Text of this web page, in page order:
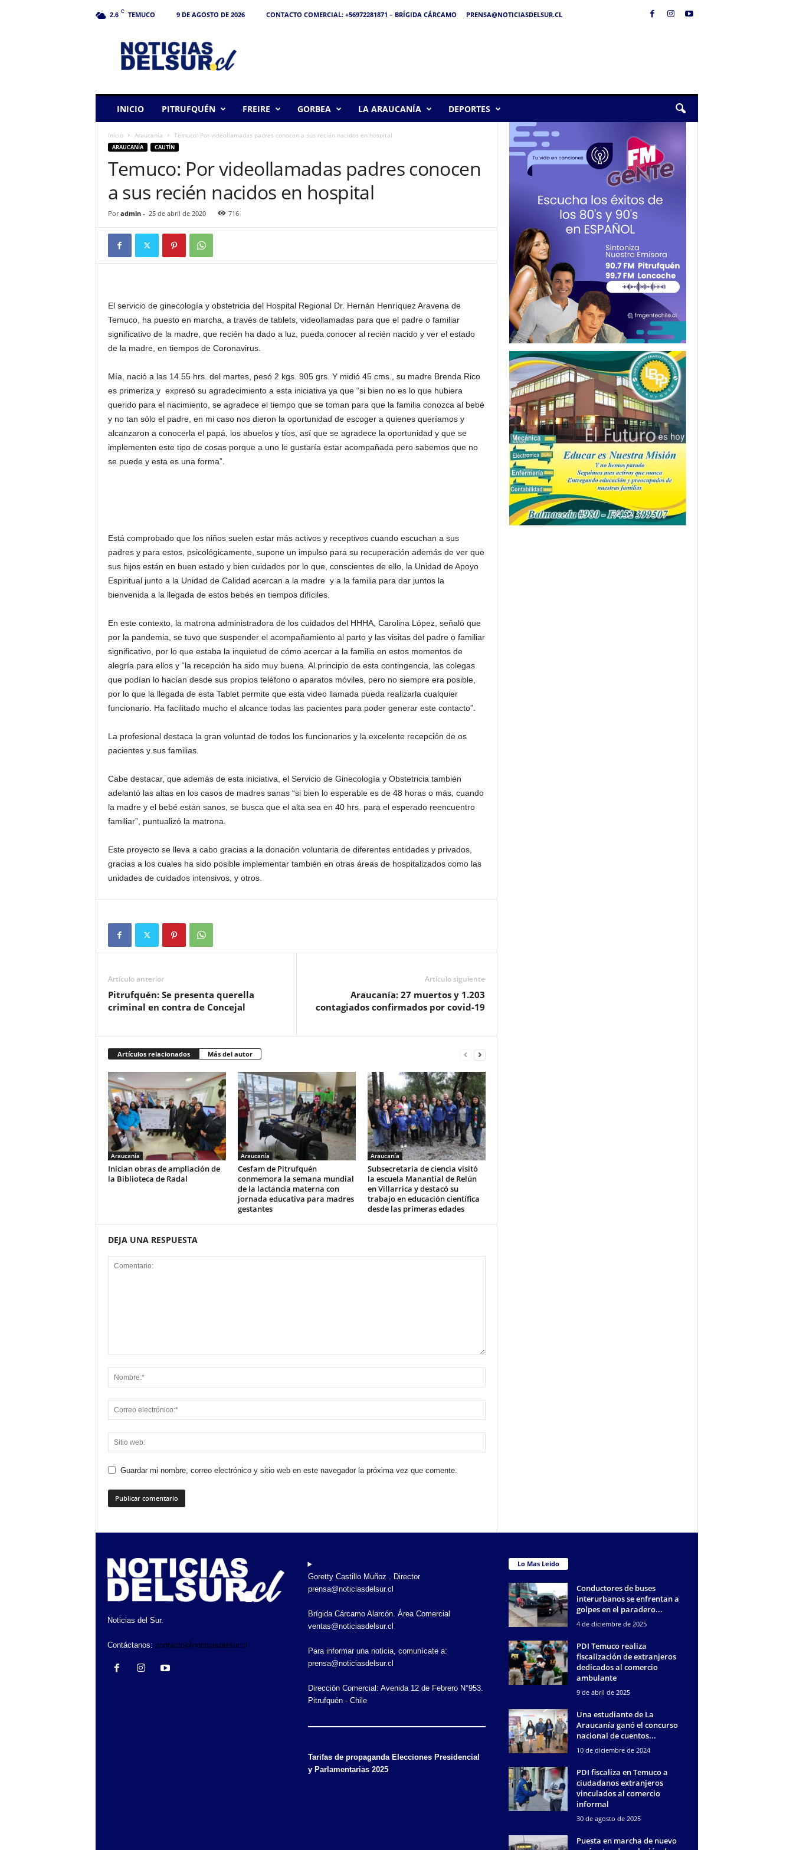
2.6 C TEMUCO 9 DE AGOSTO DE 2026 CONTACTO COMERCIAL: +56972281871 – BRÍGIDA CÁRCAMO
PRENSA@NOTICIASDELSUR.CL
INICIO PITRUFQUÉN FREIRE GORBEA LA ARAUCANÍA DEPORTES
Inicio Araucanía Temuco: Por videollamadas padres conocen a sus recién nacidos en hospital
ARAUCANÍA CAUTÍN
Temuco: Por videollamadas padres conocen
a sus recién nacidos en hospital
Por admin- 25 de abril de 2020 716
El servicio de ginecología y obstetricia del Hospital Regional Dr. Hernán Henríquez Aravena de
Temuco, ha puesto en marcha, a través de tablets, videollamadas para que el padre o familiar
significativo de la madre, que recién ha dado a luz, pueda conocer al recién nacido y ver el estado
de la madre, en tiempos de Coronavirus.
Mía, nació a las 14.55 hrs. del martes, pesó 2 kgs. 905 grs. Y midió 45 cms., su madre Brenda Rico
es primeriza y expresó su agradecimiento a esta iniciativa ya que “si bien no es lo que hubiera
querido para el nacimiento, se agradece el tiempo que se toman para que la familia conozca al bebé
y no tan sólo el padre, en mi caso nos dieron la oportunidad de escoger a quienes queríamos y
alcanzaron a conocerla el papá, los abuelos y tíos, así que se agradece la oportunidad y que se
implementen este tipo de cosas porque a uno le gustaría estar acompañada pero sabemos que no
se puede y esta es una forma”.
Está comprobado que los niños suelen estar más activos y receptivos cuando escuchan a sus
padres y para estos, psicológicamente, supone un impulso para su recuperación además de ver que
sus hijos están en buen estado y bien cuidados por lo que, conscientes de ello, la Unidad de Apoyo
Espiritual junto a la Unidad de Calidad acercan a la madre y a la familia para dar juntos la
bienvenida a la llegada de estos bebés en tiempos difíciles.
En este contexto, la matrona administradora de los cuidados del HHHA, Carolina López, señaló que
por la pandemia, se tuvo que suspender el acompañamiento al parto y las visitas del padre o familiar
significativo, por lo que estaba la inquietud de cómo acercar a la familia en estos momentos de
alegría para ellos y “la recepción ha sido muy buena. Al principio de esta contingencia, las colegas
que podían lo hacían desde sus propios teléfono o aparatos móviles, pero no siempre era posible,
por lo que la llegada de esta Tablet permite que esta video llamada pueda realizarla cualquier
funcionario. Ha facilitado mucho el alcance todas las pacientes para poder generar este contacto”.
La profesional destaca la gran voluntad de todos los funcionarios y la excelente recepción de os
pacientes y sus familias.
Cabe destacar, que además de esta iniciativa, el Servicio de Ginecología y Obstetricia también
adelantó las altas en los casos de madres sanas “si bien lo esperable es de 48 horas o más, cuando
la madre y el bebé están sanos, se busca que el alta sea en 40 hrs. para el esperado reencuentro
familiar”, puntualizó la matrona.
Este proyecto se lleva a cabo gracias a la donación voluntaria de diferentes entidades y privados,
gracias a los cuales ha sido posible implementar también en otras áreas de hospitalizados como las
unidades de cuidados intensivos, y otros.
Artículo anterior
Pitrufquén: Se presenta querella
criminal en contra de Concejal
Artículo siguiente
Araucanía: 27 muertos y 1.203
contagiados confirmados por covid-19
Artículos relacionados Más del autor
Araucanía
Inician obras de ampliación de
la Biblioteca de Radal
Araucanía
Cesfam de Pitrufquén
conmemora la semana mundial
de la lactancia materna con
jornada educativa para madres
gestantes
Araucanía
Subsecretaria de ciencia visitó
la escuela Manantial de Relún
en Villarrica y destacó su
trabajo en educación científica
desde las primeras edades
DEJA UNA RESPUESTA
Guardar mi nombre, correo electrónico y sitio web en este navegador la próxima vez que comente.
Noticias del Sur.
Contáctanos: contacto@noticiasdelsur.cl
Goretty Castillo Muñoz . Director
prensa@noticiasdelsur.cl
Brígida Cárcamo Alarcón. Área Comercial
ventas@noticiasdelsur.cl
Para informar una noticia, comunícate a:
prensa@noticiasdelsur.cl
Dirección Comercial: Avenida 12 de Febrero N°953.
Pitrufquén - Chile
Tarifas de propaganda Elecciones Presidencial
y Parlamentarias 2025
Lo Mas Leido
Conductores de buses
interurbanos se enfrentan a
golpes en el paradero...
4 de diciembre de 2025
PDI Temuco realiza
fiscalización de extranjeros
dedicados al comercio
ambulante
9 de abril de 2025
Una estudiante de La
Araucanía ganó el concurso
nacional de cuentos...
10 de diciembre de 2024
PDI fiscaliza en Temuco a
ciudadanos extranjeros
vinculados al comercio
informal
30 de agosto de 2025
Puesta en marcha de nuevo